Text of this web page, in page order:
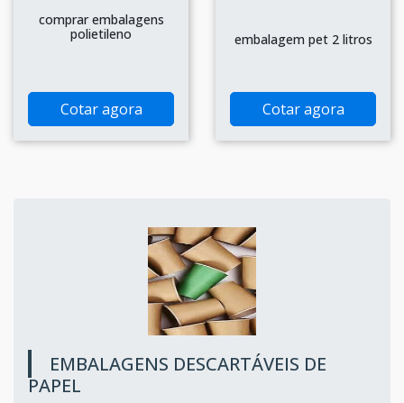
comprar embalagens
polietileno
Cotar agora
embalagem pet 2 litros
Cotar agora
EMBALAGENS DESCARTÁVEIS DE
PAPEL